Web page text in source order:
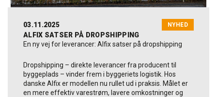
03.11.2025 NYHED
ALFIX SATSER PÅ DROPSHIPPING
En ny vej for leverancer: Alfix satser på dropshipping
Dropshipping – direkte leverancer fra producent til
byggeplads – vinder frem i byggeriets logistik. Hos
danske Alfix er modellen nu rullet ud i praksis. Målet er
en mere effektiv varestrøm, lavere omkostninger og